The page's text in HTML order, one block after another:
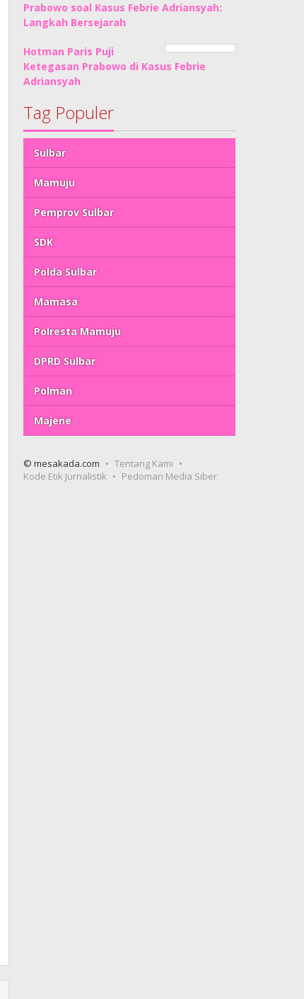
Prabowo soal Kasus Febrie Adriansyah:
Langkah Bersejarah
Hotman Paris Puji
Ketegasan Prabowo di Kasus Febrie
Adriansyah
Tag Populer
Sulbar
Mamuju
Pemprov Sulbar
SDK
Polda Sulbar
Mamasa
Polresta Mamuju
DPRD Sulbar
Polman
Majene
© mesakada.com
Tentang Kami
Kode Etik Jurnalistik
Pedoman Media Siber